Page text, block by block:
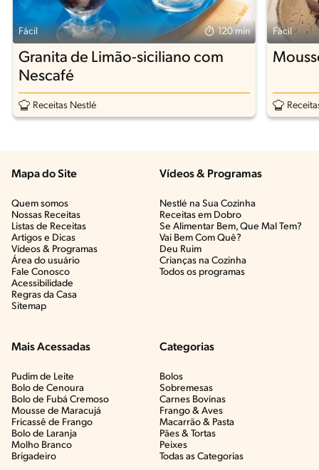
Fácil 120 min
Granita de Limão-siciliano com
Nescafé
Receitas Nestlé
Fácil
Mapa do Site
Quem somos
Nossas Receitas
Listas de Receitas​
Artigos e Dicas​
Vídeos & Programas​
Área do usuário
Fale Conosco
Acessibilidade
Regras da Casa
Sitemap
Vídeos & Programas​
Nestlé na Sua Cozinha
Receitas em Dobro
Se Alimentar Bem, Que Mal Tem?​
Vai Bem Com Quê?​
Deu Ruim​
Crianças na Cozinha​
Todos os programas
Mais Acessadas
Pudim de Leite
Bolo de Cenoura
Bolo de Fubá Cremoso
Mousse de Maracujá
Fricassê de Frango
Bolo de Laranja
Molho Branco
Brigadeiro
Categorias
Bolos
Sobremesas
Carnes Bovinas​
Frango & Aves​
Macarrão & Pasta​
Pães & Tortas​
Peixes
Todas as Categorias